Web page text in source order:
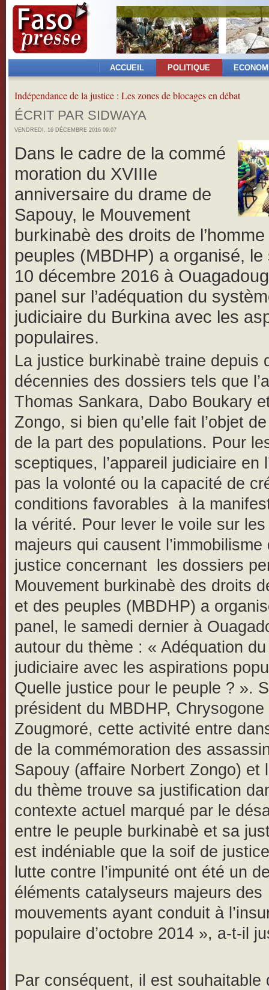
ACCUEIL POLITIQUE
Indépendance de la justice : Les zones de blocages en débat
ÉCRIT PAR SIDWAYA
VENDREDI, 16 DÉCEMBRE 2016 09:07
Dans le cadre de la commé
moration du XVIIIe
anniversaire du drame de
Sapouy, le Mouvement
burkinabè des droits de
peuples (MBDHP) a organisé, le
10 décembre 2016 à
panel sur l’adéquation du
judiciaire du Burkina avec les
populaires.
La justice burkinabè traine depuis
décennies des dossiers tels que
Thomas Sankara, Dabo Boukary
Zongo, si bien qu’elle fait l’objet
de la part des populations. Pour
sceptiques, l’appareil judiciaire en
pas la volonté ou la capacité de
conditions favorables à la
la vérité. Pour lever le voile sur
majeurs qui causent l’immobilisme
justice concernant les dossiers
Mouvement burkinabè des droits
et des peuples (MBDHP) a
panel, le samedi dernier à
autour du thème : « Adéquation
judiciaire avec les aspirations
Quelle justice pour le peuple ? ».
président du MBDHP, Chrysogone
Zougmoré, cette activité entre
de la commémoration des
Sapouy (affaire Norbert Zongo) et
du thème trouve sa justification
contexte actuel marqué par le
entre le peuple burkinabè et sa
est indéniable que la soif de
lutte contre l’impunité ont été un
éléments catalyseurs majeurs des
mouvements ayant conduit à
populaire d’octobre 2014 », a-t-il
Par conséquent, il est souhaitable